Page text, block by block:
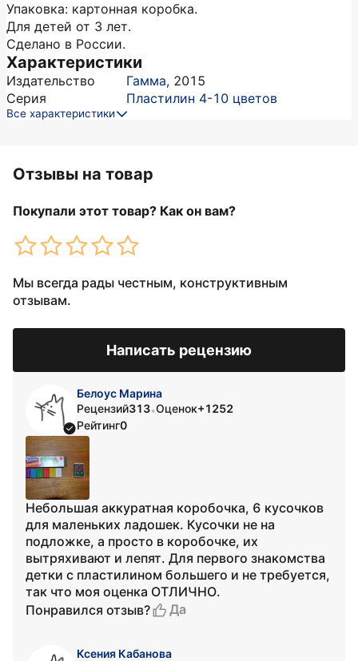
Упаковка: картонная коробка.
Для детей от 3 лет.
Сделано в России.
Характеристики
Издательство Гамма, 2015
Серия
Пластилин 4-10 цветов
Все характеристики
Отзывы на товар
Покупали этот товар? Как он вам?
Мы всегда рады честным, конструктивным
отзывам.
Написать рецензию
Белоус Марина
Рецензий313•Оценок+1252
Рейтинг0
Небольшая аккуратная коробочка, 6 кусочков
для маленьких ладошек. Кусочки не на
подложке, а просто в коробочке, их
вытряхивают и лепят. Для первого знакомства
детки с пластилином большего и не требуется,
так что моя оценка ОТЛИЧНО.
Понравился отзыв?
Да
Ксения Кабанова